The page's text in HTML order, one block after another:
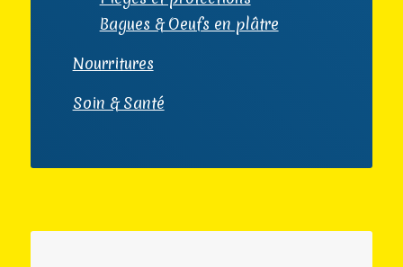
Bagues & Oeufs en plâtre
Nourritures
Soin & Santé